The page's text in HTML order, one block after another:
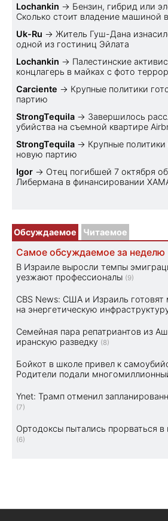
Lochankin → Бензин, гибрид или
Cколько стоит владение машиной
Uk-Ru → Житель Гуш-Дана
одной из гостиниц Эйлата
Lochankin → Палестинские
концлагерь в майках с фото
Carciente → Крупные политики
партию
StrongTequila → Завершилось
убийства на съемной квартире
StrongTequila → Крупные политики
новую партию
Igor → Отец погибшей 7 октября
Либермана в финансировании
Обсуждаемое Читаемое
Самое обсуждаемое за неделю
В Израиле выросли темпы
уезжают профессионалы (9)
CBS News: США и Израиль готовят
на энергетическую
Семейная пара репатриантов из
иранскую разведку (8)
Бойкот в школе привел к
Родители подали
Ynet: Трамп отменил
(7)
Ортодоксы пытались прорваться
(6)